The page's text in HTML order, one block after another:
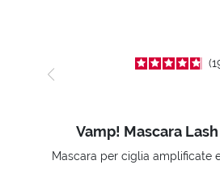
Vamp! Mascara
Mascara per ciglia amplificate